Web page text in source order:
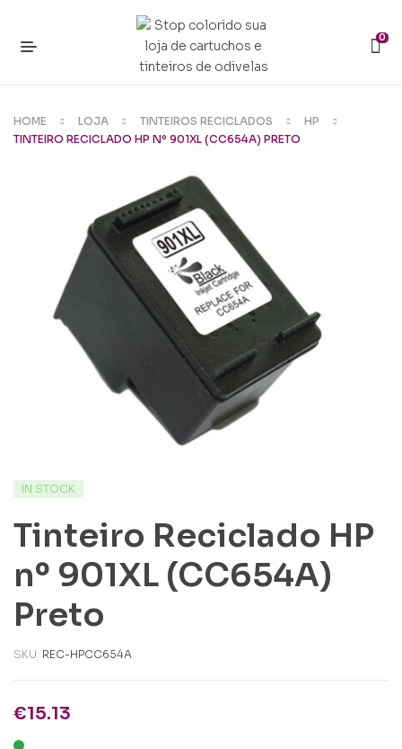
0
HOME LOJA TINTEIROS RECICLADOS
HP
TINTEIRO RECICLADO HP Nº 901XL (CC654A) PRETO
IN STOCK
Tinteiro Reciclado HP
nº 901XL (CC654A)
Preto
SKU: REC-HPCC654A
€15.13